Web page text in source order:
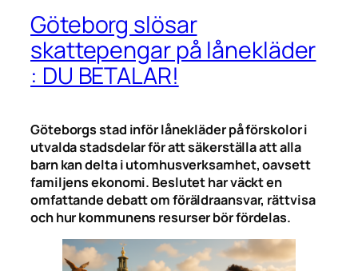
Göteborg slösar
skattepengar på lånekläder
: DU BETALAR!
Göteborgs stad inför lånekläder på förskolor i
utvalda stadsdelar för att säkerställa att alla
barn kan delta i utomhusverksamhet, oavsett
familjens ekonomi. Beslutet har väckt en
omfattande debatt om föräldraansvar, rättvisa
och hur kommunens resurser bör fördelas.